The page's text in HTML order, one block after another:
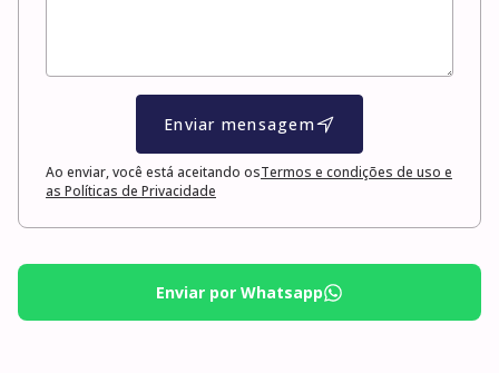
Enviar mensagem
Ao enviar, você está aceitando osTermos e condições de uso e
as Políticas de Privacidade
Enviar por Whatsapp